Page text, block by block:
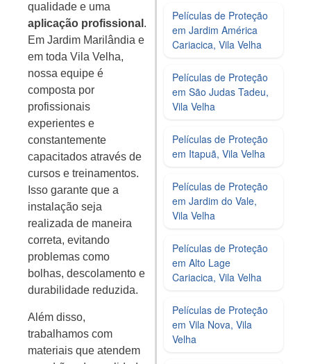
qualidade e uma
aplicação profissional .
Em Jardim Marilândia e
em toda Vila Velha,
nossa equipe é
composta por
profissionais
experientes e
constantemente
capacitados através de
cursos e treinamentos.
Isso garante que a
instalação seja
realizada de maneira
correta, evitando
problemas como
bolhas, descolamento e
durabilidade reduzida.
Além disso,
trabalhamos com
materiais que atendem
Películas de Proteção
em Jardim América
Cariacica, Vila Velha
Películas de Proteção
em São Judas Tadeu,
Vila Velha
Películas de Proteção
em Itapuã, Vila Velha
Películas de Proteção
em Jardim do Vale,
Vila Velha
Películas de Proteção
em Alto Lage
Cariacica, Vila Velha
Películas de Proteção
em Vila Nova, Vila
Velha